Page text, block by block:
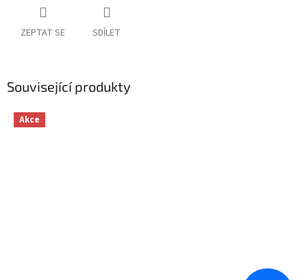
ZEPTAT SE SDÍLET
Související produkty
Akce